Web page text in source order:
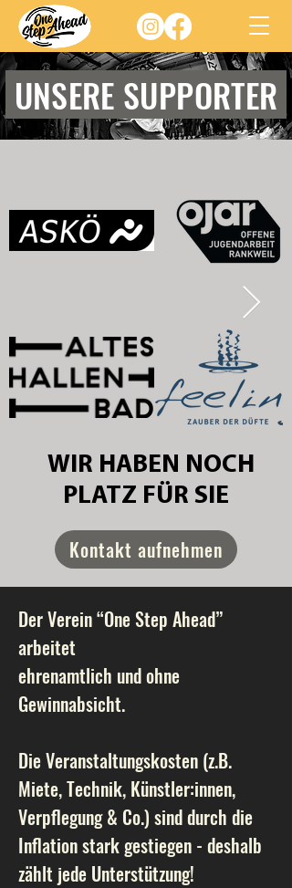
UNSERE SUPPORTER
WIR HABEN NOCH
PLATZ FÜR SIE
Kontakt aufnehmen
Der Verein “One Step Ahead”
arbeitet
ehrenamtlich und ohne
Gewinnabsicht.
Die Veranstaltungskosten (z.B.
Miete, Technik, Künstler:innen,
Verpflegung & Co.) sind durch die
Inflation stark gestiegen - deshalb
zählt jede Unterstützung!